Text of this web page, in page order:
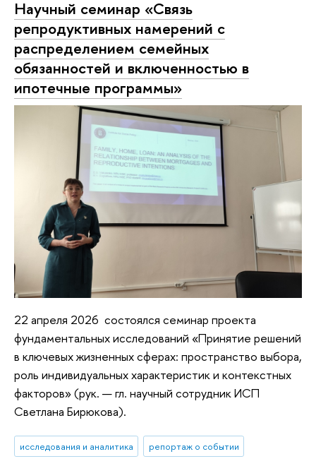
Научный семинар «Связь
репродуктивных намерений с
распределением семейных
обязанностей и включенностью в
ипотечные программы»
22 апреля 2026 состоялся семинар проекта
фундаментальных исследований «Принятие решений
в ключевых жизненных сферах: пространство выбора,
роль индивидуальных характеристик и контекстных
факторов» (рук. — гл. научный сотрудник ИСП
Светлана Бирюкова).
исследования и аналитика репортаж о событии